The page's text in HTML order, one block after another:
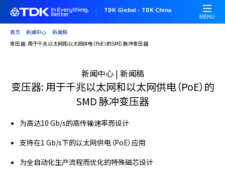
TDK Global - TDK China
MENU
首页 新闻中心
新闻稿
变压器: 用于千兆以太网和以太网供电（PoE）的SMD 脉冲变压器
新闻中心 | 新闻稿
变压器: 用于千兆以太网和以太网供电（PoE）的
SMD 脉冲变压器
为高达10 Gb/s的高传输速率而设计
支持在1 Gb/s下的以太网供电（PoE）应用
为全自动化生产流程而优化的特殊磁芯设计